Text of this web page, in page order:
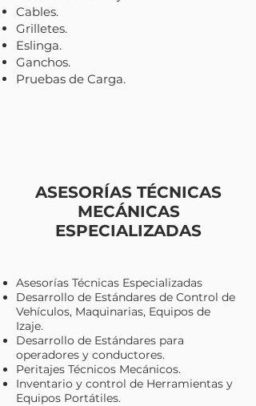
Cables.
Grilletes.
Eslinga.
Ganchos.
Pruebas de Carga.
ASESORÍAS TÉCNICAS
MECÁNICAS
ESPECIALIZADAS
Asesorías Técnicas Especializadas
Desarrollo de Estándares de Control de
Vehículos, Maquinarias, Equipos de
Izaje.
Desarrollo de Estándares para
operadores y conductores.
Peritajes Técnicos Mecánicos.
Inventario y control de Herramientas y
Equipos Portátiles.